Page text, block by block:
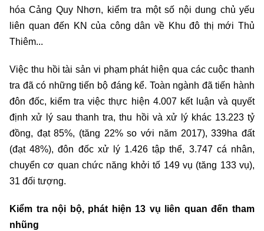
hóa Cảng Quy Nhơn, kiểm tra một số nội dung chủ yếu
liên quan đến KN của công dân về Khu đô thị mới Thủ
Thiêm...
Việc thu hồi tài sản vi phạm phát hiện qua các cuộc thanh
tra đã có những tiến bộ đáng kể. Toàn ngành đã tiến hành
đôn đốc, kiểm tra việc thực hiện 4.007 kết luận và quyết
định xử lý sau thanh tra, thu hồi và xử lý khác 13.223 tỷ
đồng, đạt 85%, (tăng 22% so với năm 2017), 339ha đất
(đạt 48%), đôn đốc xử lý 1.426 tập thể, 3.747 cá nhân,
chuyển cơ quan chức năng khởi tố 149 vụ (tăng 133 vụ),
31 đối tượng.
Kiểm tra nội bộ, phát hiện 13 vụ liên quan đến tham
nhũng